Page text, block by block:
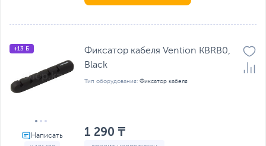
+13 Б
Фиксатор кабеля Vention KBRB0,
Black
Тип оборудования: Фиксатор кабеля
1 290 ₸